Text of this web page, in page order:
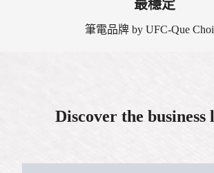
最穩定
筆電品牌 by UFC-Que
Discover the business